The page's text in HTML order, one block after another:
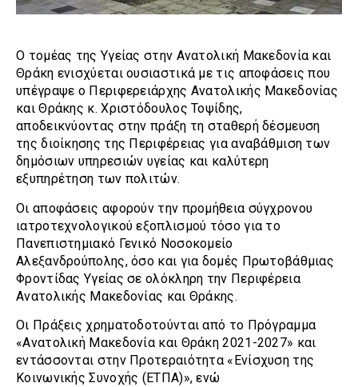
Ο τομέας της Υγείας στην Ανατολική Μακεδονία και
Θράκη ενισχύεται ουσιαστικά με τις αποφάσεις που
υπέγραψε ο Περιφερειάρχης Ανατολικής Μακεδονίας
και Θράκης κ. Χριστόδουλος Τοψίδης,
αποδεικνύοντας στην πράξη τη σταθερή δέσμευση
της διοίκησης της Περιφέρειας για αναβάθμιση των
δημόσιων υπηρεσιών υγείας και καλύτερη
εξυπηρέτηση των πολιτών.
Οι αποφάσεις αφορούν την προμήθεια σύγχρονου
ιατροτεχνολογικού εξοπλισμού τόσο για το
Πανεπιστημιακό Γενικό Νοσοκομείο
Αλεξανδρούπολης, όσο και για δομές Πρωτοβάθμιας
Φροντίδας Υγείας σε ολόκληρη την Περιφέρεια
Ανατολικής Μακεδονίας και Θράκης.
Οι Πράξεις χρηματοδοτούνται από το Πρόγραμμα
«Ανατολική Μακεδονία και Θράκη 2021-2027» και
εντάσσονται στην Προτεραιότητα «Ενίσχυση της
Κοινωνικής Συνοχής (ΕΤΠΑ)», ενώ